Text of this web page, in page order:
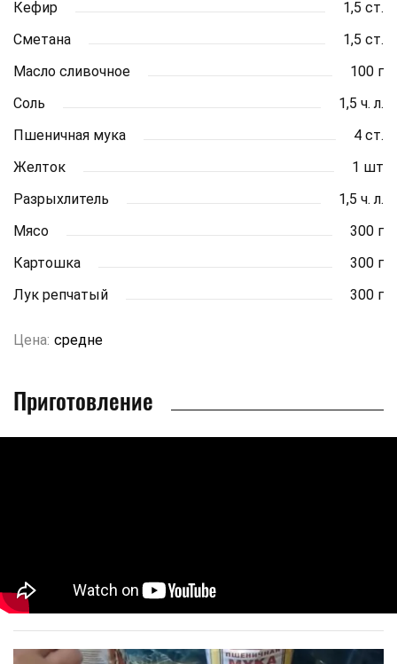
Кефир
1,5 ст.
Сметана
1,5 ст.
Масло сливочное
100 г
Соль
1,5 ч. л.
Пшеничная мука
4 ст.
Желток
1 шт
Разрыхлитель
1,5 ч. л.
Мясо
300 г
Картошка
300 г
Лук репчатый
300 г
Цена: средне
Приготовление